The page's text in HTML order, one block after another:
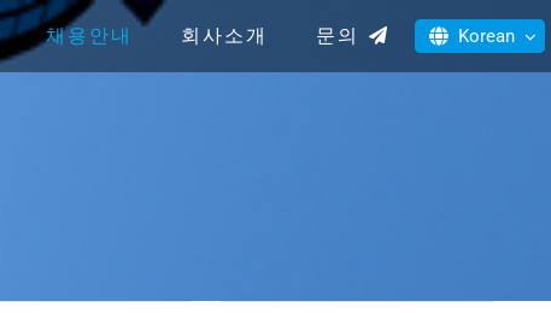
채용안내 회사소개 문의 Korean